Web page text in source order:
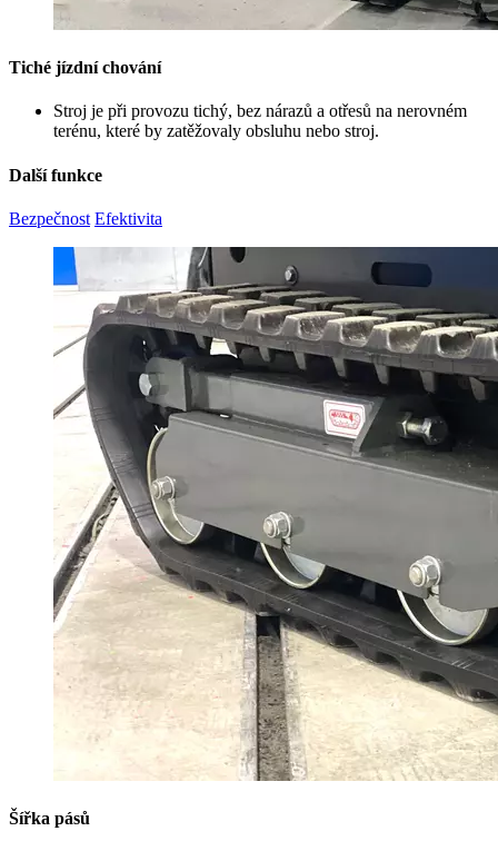
Tiché jízdní chování
Stroj je při provozu tichý, bez nárazů a otřesů na nerovném
terénu, které by zatěžovaly obsluhu nebo stroj.
Další funkce
Bezpečnost Efektivita
Šířka pásů